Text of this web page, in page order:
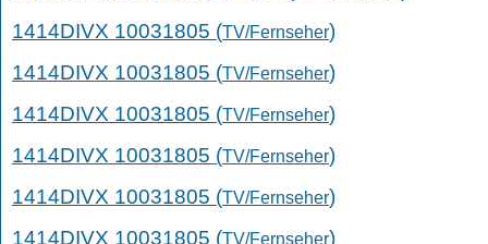
1414DIVX 10031805 (TV/Fernseher)
1414DIVX 10031805 (TV/Fernseher)
1414DIVX 10031805 (TV/Fernseher)
1414DIVX 10031805 (TV/Fernseher)
1414DIVX 10031805 (TV/Fernseher)
1414DIVX 10031805 (TV/Fernseher)